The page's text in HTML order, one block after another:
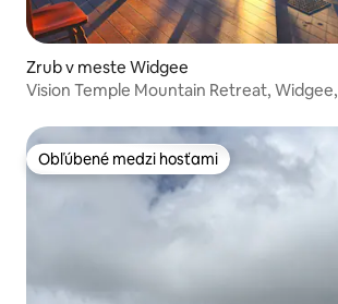
Zrub v meste Widgee
Vision Temple Mountain Retreat,
Obľúbené medzi hosťami
Obľúbené medzi hosťami